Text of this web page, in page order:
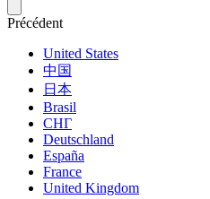
Précédent
United States
中国
日本
Brasil
СНГ
Deutschland
España
France
United Kingdom